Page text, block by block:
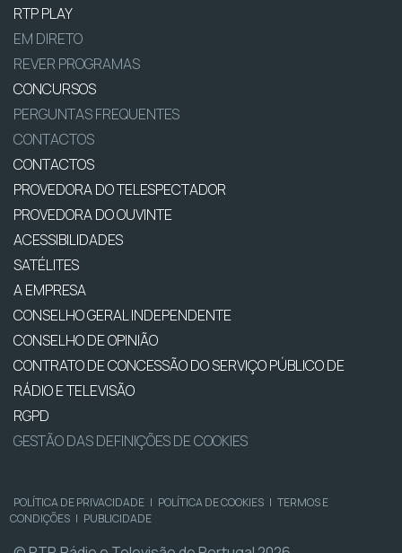
RTP PLAY
EM DIRETO
REVER PROGRAMAS
CONCURSOS
PERGUNTAS FREQUENTES
CONTACTOS
CONTACTOS
PROVEDORA DO TELESPECTADOR
PROVEDORA DO OUVINTE
ACESSIBILIDADES
SATÉLITES
A EMPRESA
CONSELHO GERAL INDEPENDENTE
CONSELHO DE OPINIÃO
CONTRATO DE CONCESSÃO DO SERVIÇO PÚBLICO DE
RÁDIO E TELEVISÃO
RGPD
GESTÃO DAS DEFINIÇÕES DE COOKIES
POLÍTICA DE PRIVACIDADE | POLÍTICA DE COOKIES | TERMOS E
CONDIÇÕES | PUBLICIDADE